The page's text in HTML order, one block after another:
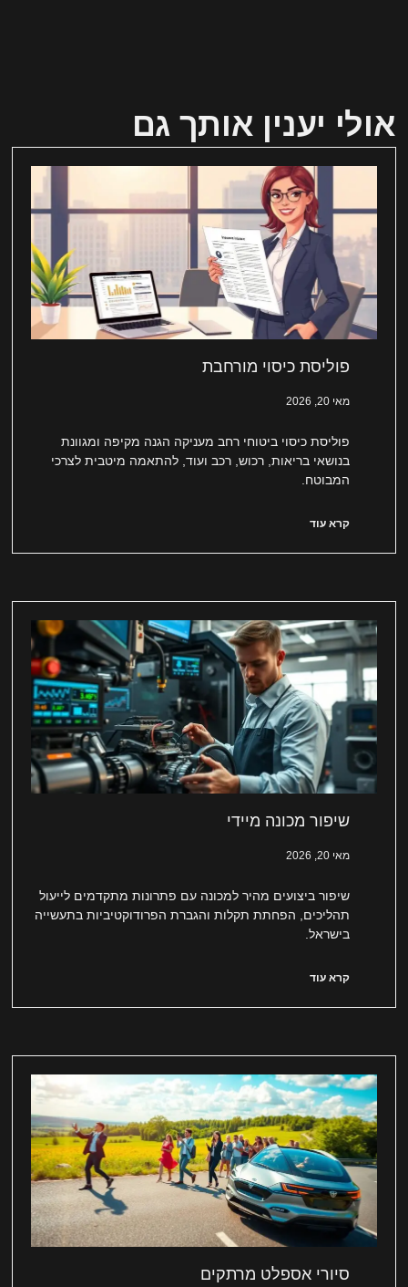
אולי יענין אותך גם
פוליסת כיסוי מורחבת
מאי 20, 2026
פוליסת כיסוי ביטוחי רחב מעניקה הגנה מקיפה ומגוונת
בנושאי בריאות, רכוש, רכב ועוד, להתאמה מיטבית לצרכי
המבוטח.
קרא עוד
שיפור מכונה מיידי
מאי 20, 2026
שיפור ביצועים מהיר למכונה עם פתרונות מתקדמים לייעול
תהליכים, הפחתת תקלות והגברת הפרודוקטיביות בתעשייה
בישראל.
קרא עוד
סיורי אספלט מרתקים